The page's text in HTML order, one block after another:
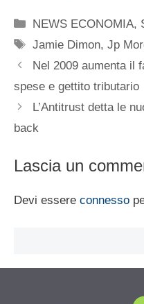
Categorie
NEWS ECONOMIA,
Tag
Jamie Dimon,Jp
Nel 2009 aumenta il
spese e gettito tributario
L’Antitrust detta le
back
Lascia un
Devi essere connesso